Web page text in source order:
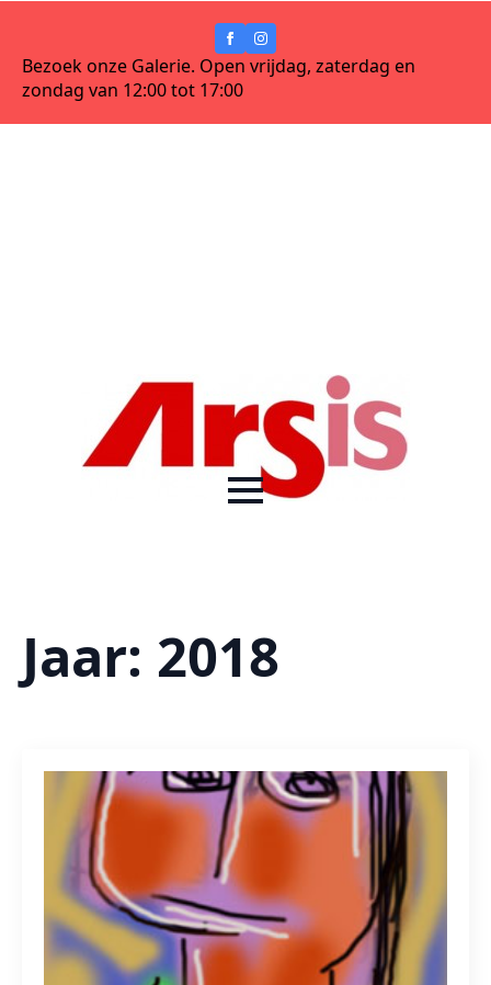
Bezoek onze Galerie. Open vrijdag, zaterdag en
zondag van 12:00 tot 17:00
Jaar: 2018